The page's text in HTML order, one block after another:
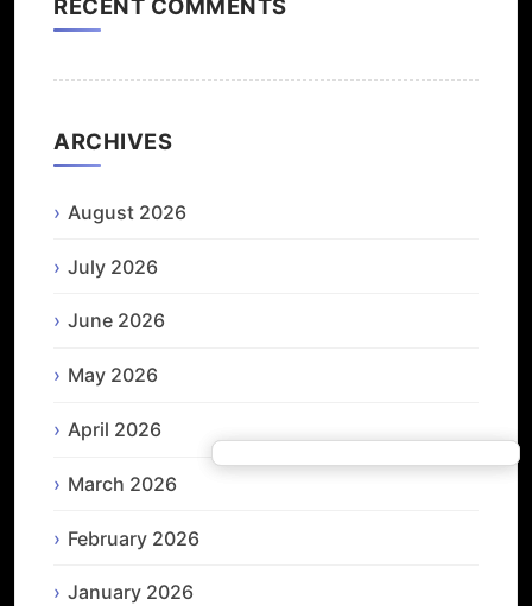
RECENT COMMENTS
ARCHIVES
August 2026
July 2026
June 2026
May 2026
April 2026
March 2026
February 2026
January 2026